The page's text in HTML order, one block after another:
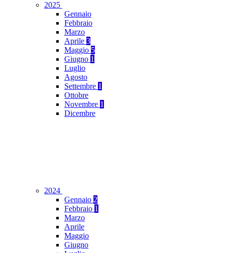
2025
Gennaio
Febbraio
Marzo
Aprile 3
Maggio 5
Giugno 1
Luglio
Agosto
Settembre 1
Ottobre
Novembre 1
Dicembre
2024
Gennaio 2
Febbraio 1
Marzo
Aprile
Maggio
Giugno